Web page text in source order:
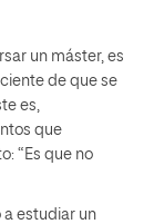
un máster, es
de que se
es,
que
“Es que no
a estudiar un